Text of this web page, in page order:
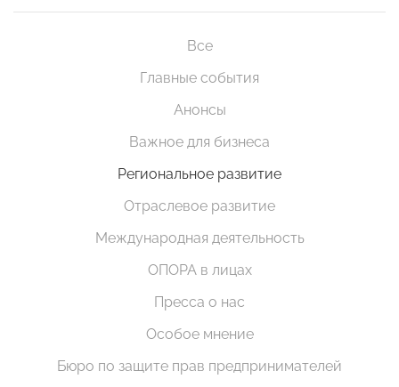
Все
Главные события
Анонсы
Важное для бизнеса
Региональное развитие
Отраслевое развитие
Международная деятельность
ОПОРА в лицах
Пресса о нас
Особое мнение
Бюро по защите прав предпринимателей